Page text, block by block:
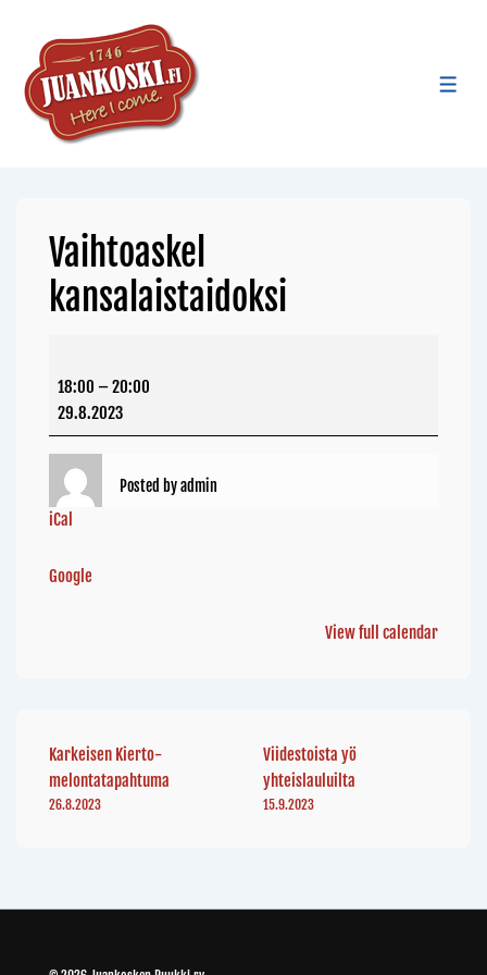
Vaihtoaskel
kansalaistaidoksi
18:00 –20:00
29.8.2023
Posted byadmin
iCal
Google
View full calendar
Karkeisen Kierto-
melontatapahtuma
26.8.2023
Viidestoista yö
yhteislauluilta
15.9.2023